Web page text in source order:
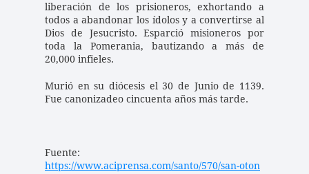
liberación de los prisioneros, exhortando a
todos a abandonar los ídolos y a convertirse al
Dios de Jesucristo. Esparció misioneros por
toda la Pomerania, bautizando a más de
20,000 infieles.
Murió en su diócesis el 30 de Junio de 1139.
Fue canonizadeo cincuenta años más tarde.
https://www.aciprensa.com/santo/570/san-oton